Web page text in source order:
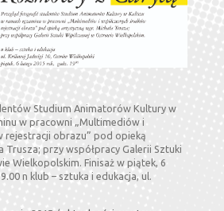
Studium Animatorów Kultury w
w pracowni „Multimediów i
rejestracji obrazu” pod opieką
Trusza; przy współpracy Galerii Sztuki
Wielkopolskim. Finisaż w piątek, 6
n klub – sztuka i edukacja, ul.